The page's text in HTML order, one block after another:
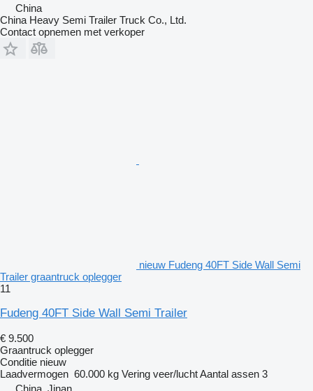
China
China Heavy Semi Trailer Truck Co., Ltd.
Contact opnemen met verkoper
nieuw Fudeng 40FT Side Wall Semi
Trailer graantruck oplegger
11
Fudeng 40FT Side Wall Semi Trailer
€ 9.500
Graantruck oplegger
Conditie nieuw
Laadvermogen 60.000 kg Vering veer/luchtAantal assen 3
China, Jinan